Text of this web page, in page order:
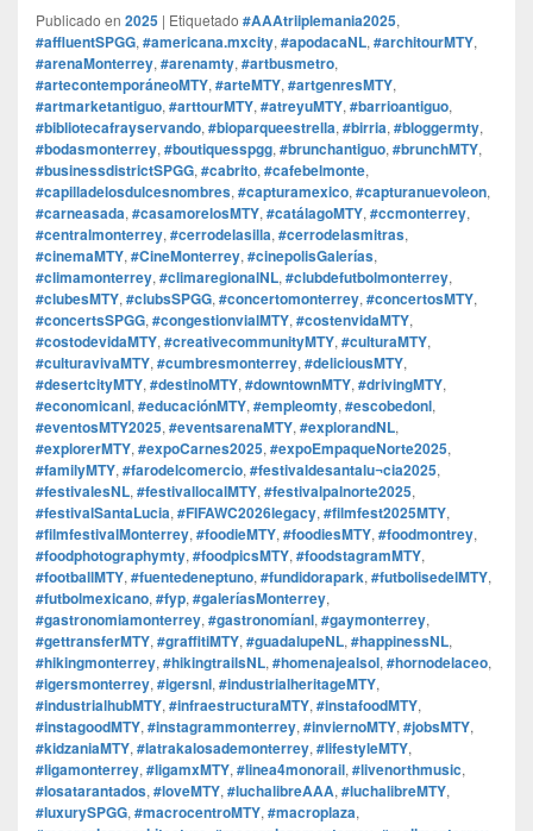
Publicado en 2025 | Etiquetado #AAAtriiplemania2025,
#affluentSPGG, #americana.mxcity, #apodacaNL, #architourMTY,
#arenaMonterrey, #arenamty, #artbusmetro,
#artecontemporáneoMTY, #arteMTY, #artgenresMTY,
#artmarketantiguo, #arttourMTY, #atreyuMTY, #barrioantiguo,
#bibliotecafrayservando, #bioparqueestrella, #birria, #bloggermty,
#bodasmonterrey, #boutiquesspgg, #brunchantiguo, #brunchMTY,
#businessdistrictSPGG, #cabrito, #cafebelmonte,
#capilladelosdulcesnombres, #capturamexico, #capturanuevoleon,
#carneasada, #casamorelosMTY, #catálagoMTY, #ccmonterrey,
#centralmonterrey, #cerrodelasilla, #cerrodelasmitras,
#cinemaMTY, #CineMonterrey, #cinepolisGalerías,
#climamonterrey, #climaregionalNL, #clubdefutbolmonterrey,
#clubesMTY, #clubsSPGG, #concertomonterrey, #concertosMTY,
#concertsSPGG, #congestionvialMTY, #costenvidaMTY,
#costodevidaMTY, #creativecommunityMTY, #culturaMTY,
#culturavivaMTY, #cumbresmonterrey, #deliciousMTY,
#desertcityMTY, #destinoMTY, #downtownMTY, #drivingMTY,
#economicanl, #educaciónMTY, #empleomty, #escobedonl,
#eventosMTY2025, #eventsarenaMTY, #explorandNL,
#explorerMTY, #expoCarnes2025, #expoEmpaqueNorte2025,
#familyMTY, #farodelcomercio, #festivaldesantalu¬cia2025,
#festivalesNL, #festivallocalMTY, #festivalpalnorte2025,
#festivalSantaLucia, #FIFAWC2026legacy, #filmfest2025MTY,
#filmfestivalMonterrey, #foodieMTY, #foodiesMTY, #foodmontrey,
#foodphotographymty, #foodpicsMTY, #foodstagramMTY,
#footballMTY, #fuentedeneptuno, #fundidorapark, #futbolisedelMTY,
#futbolmexicano, #fyp, #galeríasMonterrey,
#gastronomiamonterrey, #gastronomíanl, #gaymonterrey,
#gettransferMTY, #graffitiMTY, #guadalupeNL, #happinessNL,
#hikingmonterrey, #hikingtrailsNL, #homenajealsol, #hornodelaceo,
#igersmonterrey, #igersnl, #industrialheritageMTY,
#industrialhubMTY, #infraestructuraMTY, #instafoodMTY,
#instagoodMTY, #instagrammonterrey, #inviernoMTY, #jobsMTY,
#kidzaniaMTY, #latrakalosademonterrey, #lifestyleMTY,
#ligamonterrey, #ligamxMTY, #linea4monorail, #livenorthmusic,
#losatarantados, #loveMTY, #luchalibreAAA, #luchalibreMTY,
#luxurySPGG, #macrocentroMTY, #macroplaza,